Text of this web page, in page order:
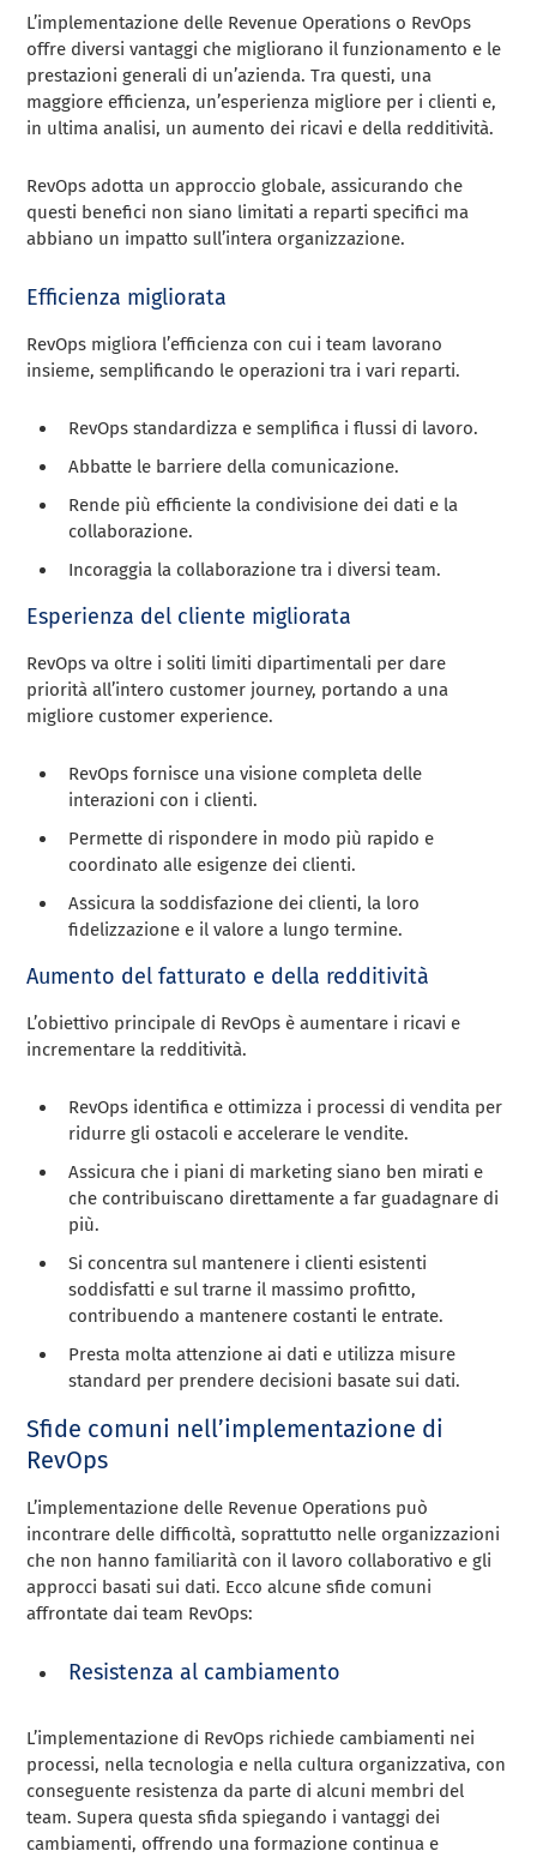
L’implementazione delle Revenue Operations o RevOps
offre diversi vantaggi che migliorano il funzionamento e le
prestazioni generali di un’azienda. Tra questi, una
maggiore efficienza, un’esperienza migliore per i clienti e,
in ultima analisi, un aumento dei ricavi e della redditività.
RevOps adotta un approccio globale, assicurando che
questi benefici non siano limitati a reparti specifici ma
abbiano un impatto sull’intera organizzazione.
Efficienza migliorata
RevOps migliora l’efficienza con cui i team lavorano
insieme, semplificando le operazioni tra i vari reparti.
RevOps standardizza e semplifica i flussi di lavoro.
Abbatte le barriere della comunicazione.
Rende più efficiente la condivisione dei dati e la
collaborazione.
Incoraggia la collaborazione tra i diversi team.
Esperienza del cliente migliorata
RevOps va oltre i soliti limiti dipartimentali per dare
priorità all’intero customer journey, portando a una
migliore customer experience.
RevOps fornisce una visione completa delle
interazioni con i clienti.
Permette di rispondere in modo più rapido e
coordinato alle esigenze dei clienti.
Assicura la soddisfazione dei clienti, la loro
fidelizzazione e il valore a lungo termine.
Aumento del fatturato e della redditività
L’obiettivo principale di RevOps è aumentare i ricavi e
incrementare la redditività.
RevOps identifica e ottimizza i processi di vendita per
ridurre gli ostacoli e accelerare le vendite.
Assicura che i piani di marketing siano ben mirati e
che contribuiscano direttamente a far guadagnare di
più.
Si concentra sul mantenere i clienti esistenti
soddisfatti e sul trarne il massimo profitto,
contribuendo a mantenere costanti le entrate.
Presta molta attenzione ai dati e utilizza misure
standard per prendere decisioni basate sui dati.
Sfide comuni nell’implementazione di
RevOps
L’implementazione delle Revenue Operations può
incontrare delle difficoltà, soprattutto nelle organizzazioni
che non hanno familiarità con il lavoro collaborativo e gli
approcci basati sui dati. Ecco alcune sfide comuni
affrontate dai team RevOps:
Resistenza al cambiamento
L’implementazione di RevOps richiede cambiamenti nei
processi, nella tecnologia e nella cultura organizzativa, con
conseguente resistenza da parte di alcuni membri del
team. Supera questa sfida spiegando i vantaggi dei
cambiamenti, offrendo una formazione continua e